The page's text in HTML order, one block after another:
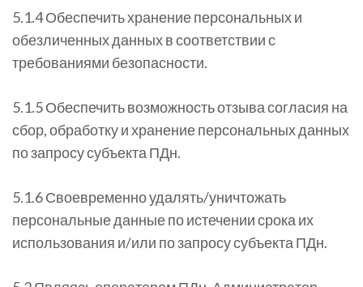
5.1.4 Обеспечить хранение персональных и
обезличенных данных в соответствии с
требованиями безопасности.
5.1.5 Обеспечить возможность отзыва согласия на
сбор, обработку и хранение персональных данных
по запросу субъекта ПДн.
5.1.6 Своевременно удалять/уничтожать
персональные данные по истечении срока их
использования и/или по запросу субъекта ПДн.